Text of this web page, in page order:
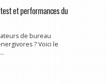
test et performances du
de bureau
? Voici le